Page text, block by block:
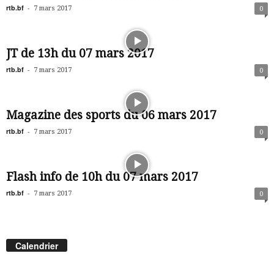
rtb.bf - 7 mars 2017 0
JT de 13h du 07 mars 2017
rtb.bf - 7 mars 2017 0
Magazine des sports du 06 mars 2017
rtb.bf - 7 mars 2017 0
Flash info de 10h du 07 mars 2017
rtb.bf - 7 mars 2017 0
Calendrier